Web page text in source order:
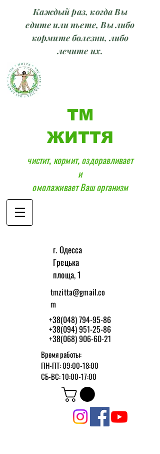
Каждый раз, когда Вы
едите или пьете, Вы либо
кормите болезни, либо
лечите их.
ТМ
ЖИТТЯ
чистит, кормит, оздоравливает
и
омолаживает Ваш организм
г. Одесса
Грецька
площа, 1
tmzitta@gmail.co
m
+38(048) 794-95-86
+38(094) 951-25-86
+38(068) 906-60-21
Время работы:
ПН-ПТ: 09:00-18:00
СБ-ВС: 10:00-17:00